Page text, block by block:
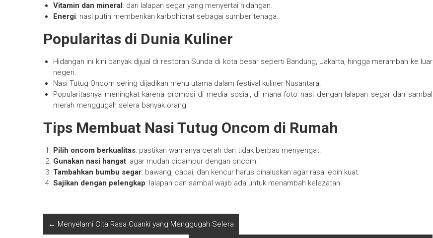
Vitamin dan mineral: dari lalapan segar yang menyertai hidangan.
Energi: nasi putih memberikan karbohidrat sebagai sumber tenaga.
Popularitas di Dunia Kuliner
Hidangan ini kini banyak dijual di restoran Sunda di kota besar seperti Bandung, Jakarta, hingga merambah ke luar
negeri.
Nasi Tutug Oncom sering dijadikan menu utama dalam festival kuliner Nusantara.
Popularitasnya meningkat karena promosi di media sosial, di mana foto nasi dengan lalapan segar dan sambal
merah menggugah selera banyak orang.
Tips Membuat Nasi Tutug Oncom di Rumah
Pilih oncom berkualitas: pastikan warnanya cerah dan tidak berbau menyengat.
Gunakan nasi hangat: agar mudah dicampur dengan oncom.
Tambahkan bumbu segar: bawang, cabai, dan kencur harus dihaluskan agar rasa lebih kuat.
Sajikan dengan pelengkap: lalapan dan sambal wajib ada untuk menambah kelezatan.
← Menyelami Cita Rasa Cuanki yang Menggugah Selera